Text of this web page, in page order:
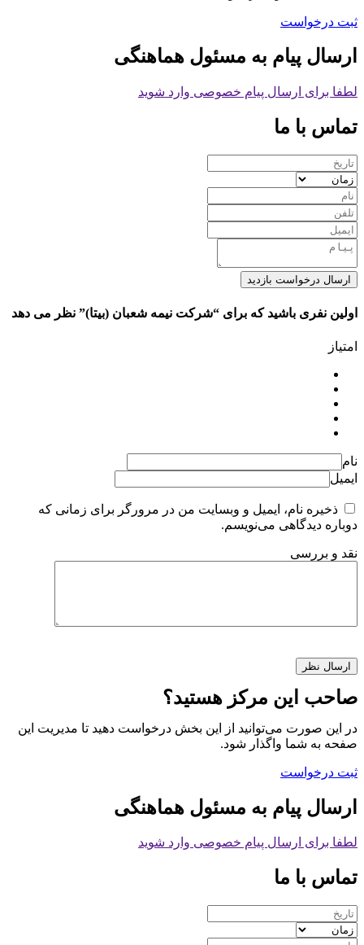
ثبت درخواست
ارسال پیام به مسئول هماهنگی
لطفا برای ارسال پیام خصوصی وارد شوید
تماس با ما
ارسال درخواست بازدید
اولین نفری باشید که برای “شرکت نیمه شعبان (بیتا)” نظر می دهد
امتیاز
نام
ایمیل
ذخیره نام، ایمیل و وبسایت من در مرورگر برای زمانی که
دوباره دیدگاهی می‌نویسم.
نقد و بررسی
صاحب این مرکز هستید؟
در این صورت می‌توانید از این بخش درخواست دهید تا مدیریت این
صفحه به شما واگذار شود.
ثبت درخواست
ارسال پیام به مسئول هماهنگی
لطفا برای ارسال پیام خصوصی وارد شوید
تماس با ما